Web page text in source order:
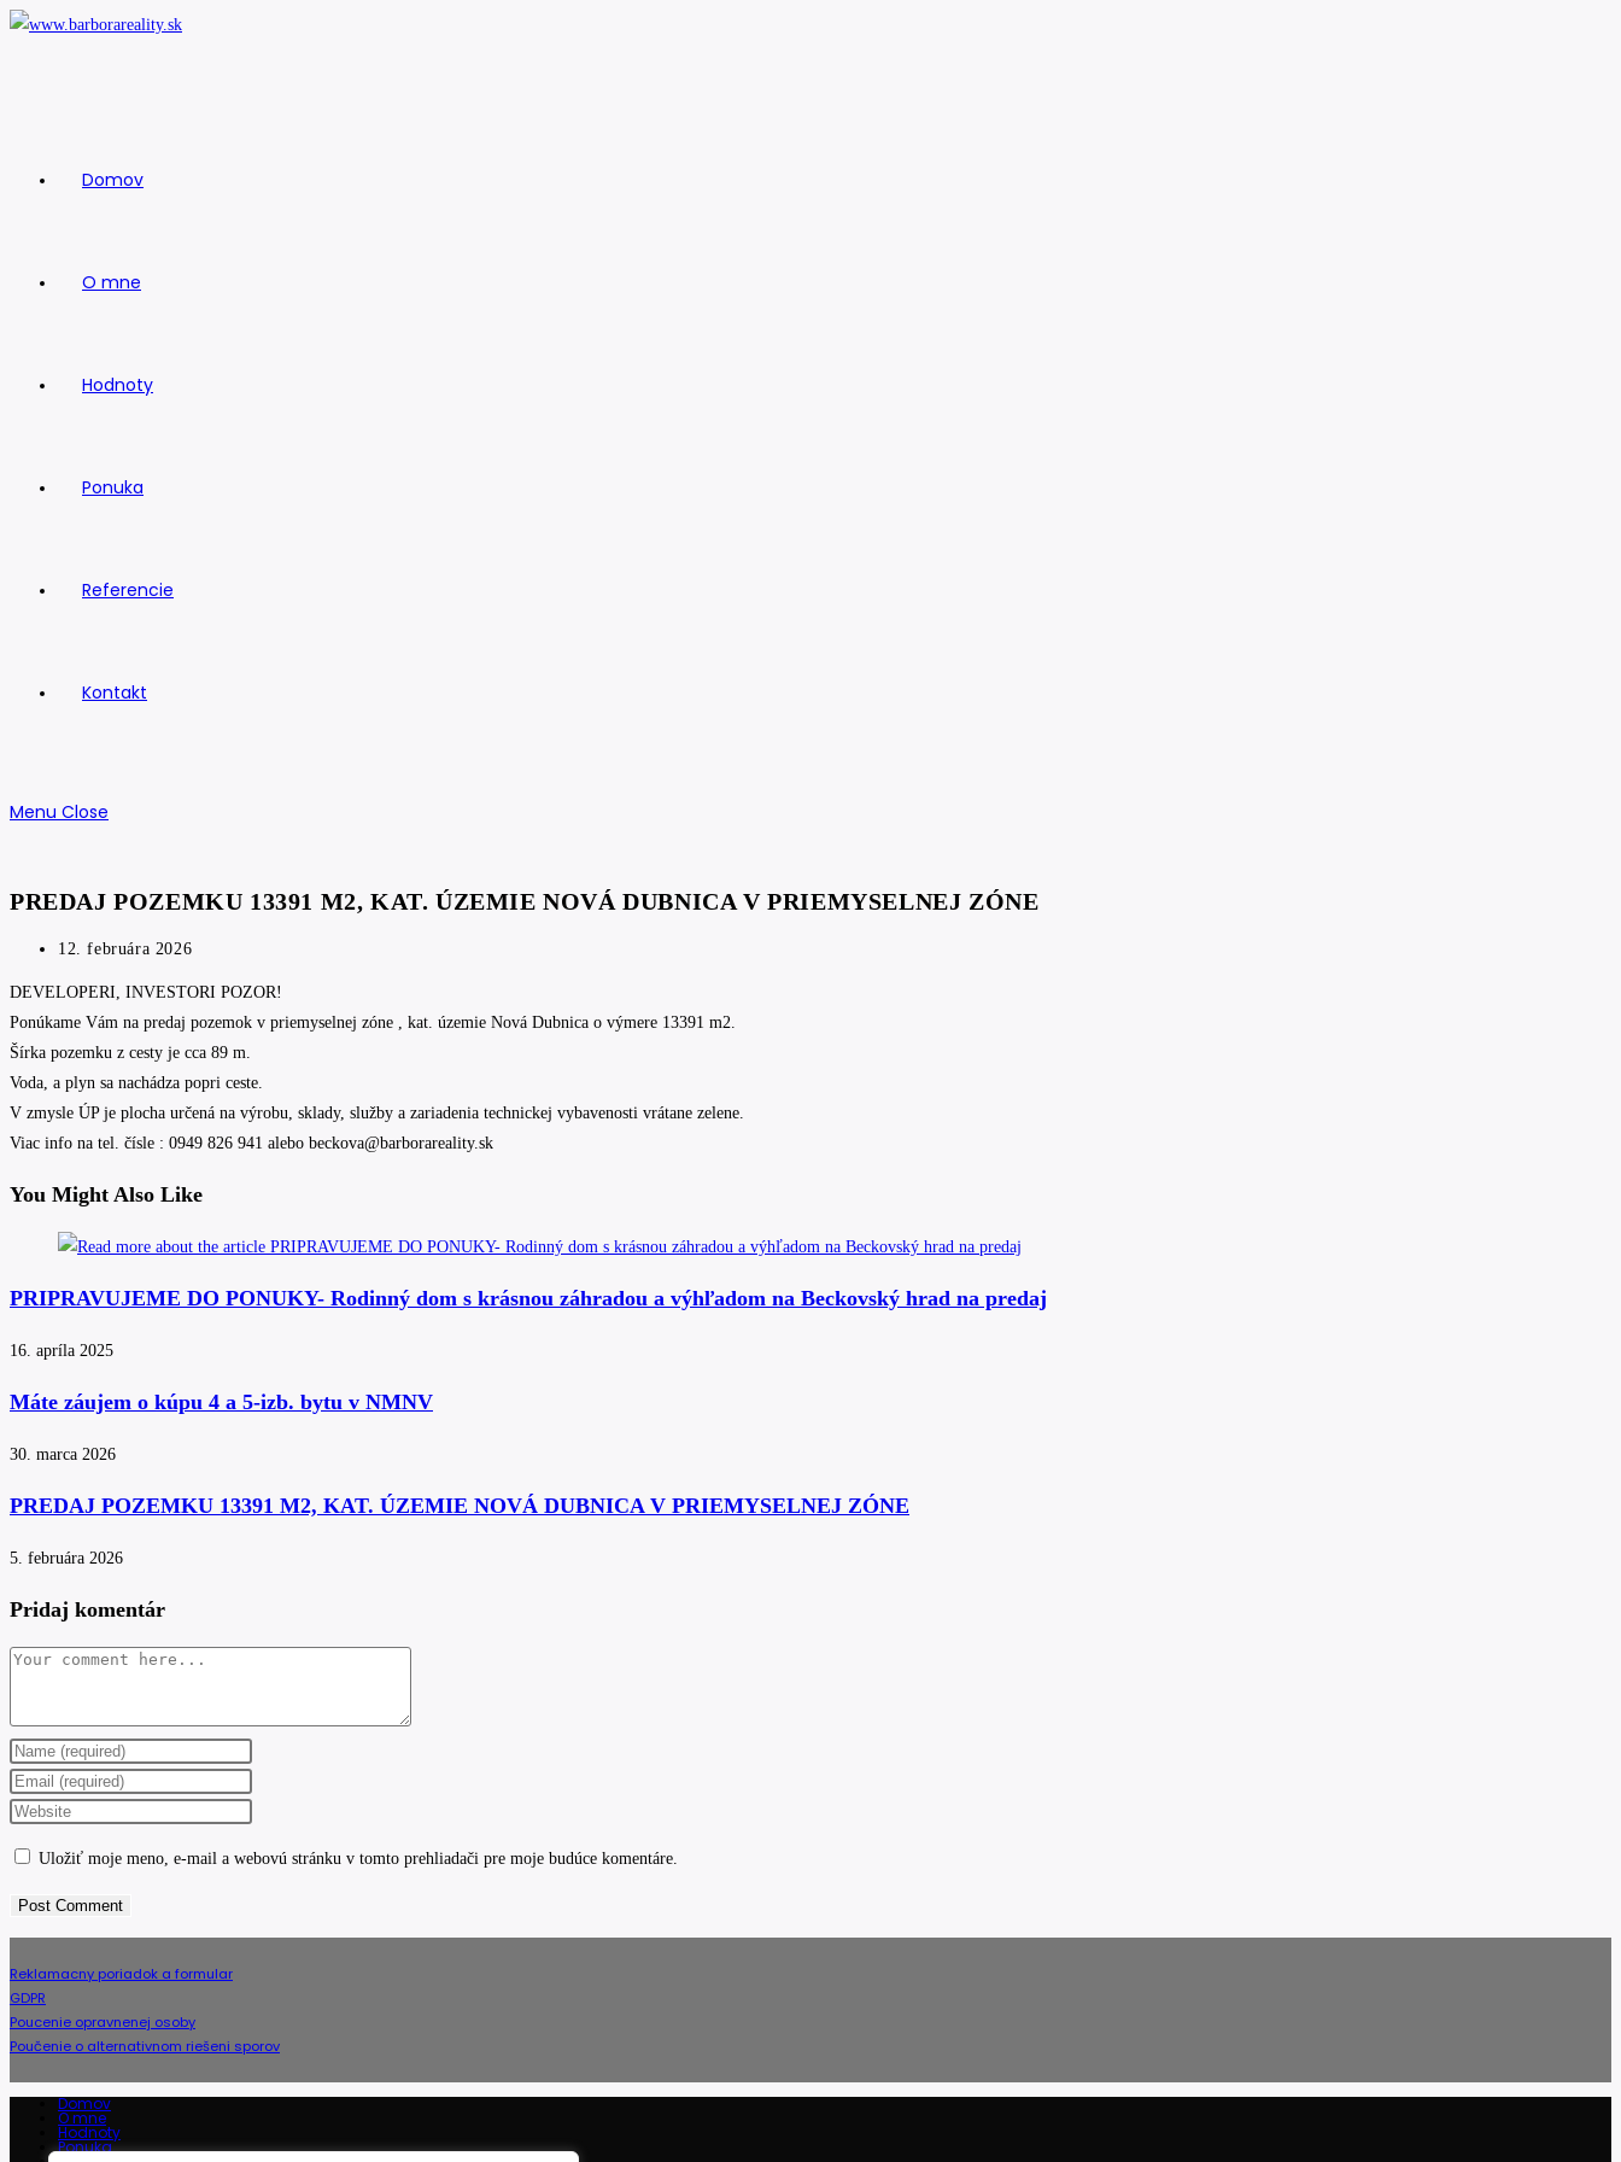
Skip
Domov
O mne
Hodnoty
Ponuka
Referencie
Kontakt
Menu Close
PREDAJ POZEMKU 13391 M2, KAT. ÚZEMIE NOVÁ DUBNICA V PRIEMYSELNEJ ZÓNE
Post
12. februára 2026
DEVELOPERI, INVESTORI POZOR!
Ponúkame Vám na predaj pozemok v priemyselnej zóne , kat. územie Nová Dubnica o výmere 13391 m2.
Šírka pozemku z cesty je cca 89 m.
Voda, a plyn sa nachádza popri ceste.
V zmysle ÚP je plocha určená na výrobu, sklady, služby a zariadenia technickej vybavenosti vrátane zelene.
Viac info na tel. čísle : 0949 826 941 alebo beckova@barborareality.sk
You Might Also Like
PRIPRAVUJEME DO PONUKY- Rodinný dom s krásnou záhradou a výhľadom na Beckovský hrad na predaj
16. apríla 2025
Máte záujem o kúpu 4 a 5-izb. bytu v NMNV
30. marca 2026
PREDAJ POZEMKU 13391 M2, KAT. ÚZEMIE NOVÁ DUBNICA V PRIEMYSELNEJ ZÓNE
5. februára 2026
Pridaj komentár
Comment
Enter
your
name
to
Enter
your
to
Enter
URL
Uložiť moje meno, e-mail a webovú stránku v tomto prehliadači pre moje budúce komentáre.
Reklamacny poriadok a formular
GDPR
Poucenie opravnenej osoby
Poučenie o alternativnom riešeni sporov
Domov
O mne
Hodnoty
Ponuka